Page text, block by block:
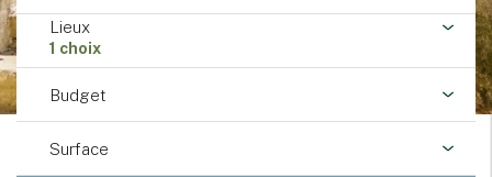
Lieux
1 choix
Budget
Surface